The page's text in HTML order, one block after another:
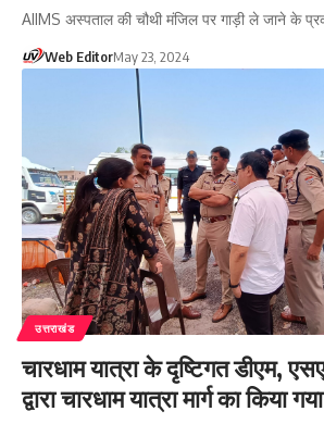
AIIMS अस्पताल की चौथी मंजिल पर गाड़ी ले जाने के
Web EditorMay 23, 2024
उत्तराखंड
चारधाम यात्रा के दृष्टिगत डीएम,
द्वारा चारधाम यात्रा मार्ग का किया